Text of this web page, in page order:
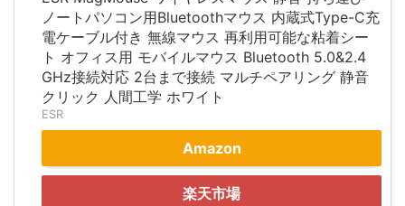
ノートパソコン用Bluetoothマウス 内蔵式Type-C充
電ケーブル付き 無線マウス 再利用可能な粘着シー
ト オフィス用 モバイルマウス Bluetooth 5.0&2.4
GHz接続対応 2台まで接続 マルチペアリング 静音
クリック 人間工学 ホワイト
ESR
Amazon
楽天市場